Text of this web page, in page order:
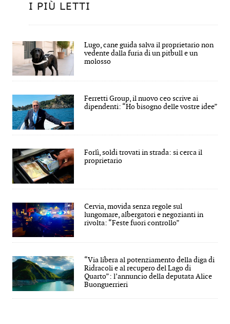
I PIÙ LETTI
Lugo, cane guida salva il proprietario non
vedente dalla furia di un pitbull e un
molosso
Ferretti Group, il nuovo ceo scrive ai
dipendenti: “Ho bisogno delle vostre idee”
Forlì, soldi trovati in strada: si cerca il
proprietario
Cervia, movida senza regole sul
lungomare, albergatori e negozianti in
rivolta: “Feste fuori controllo”
“Via libera al potenziamento della diga di
Ridracoli e al recupero del Lago di
Quarto”: l’annuncio della deputata Alice
Buonguerrieri